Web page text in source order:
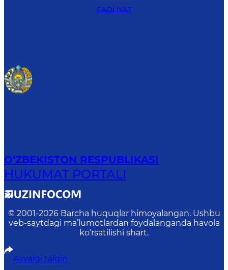
FAOLIYAT
O‘ZBEKISTON RESPUBLIKASI
HUKUMAT PORTALI
© 2001-2026 Barcha huquqlar himoyalangan. Ushbu
veb-saytdagi ma’lumotlardan foydalanganda havola
ko‘rsatilishi shart.
Avvalgi talqin